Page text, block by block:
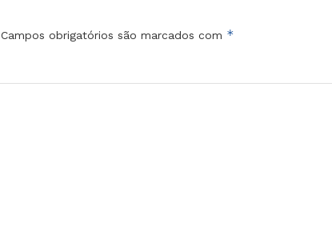
Campos obrigatórios são marcados com *